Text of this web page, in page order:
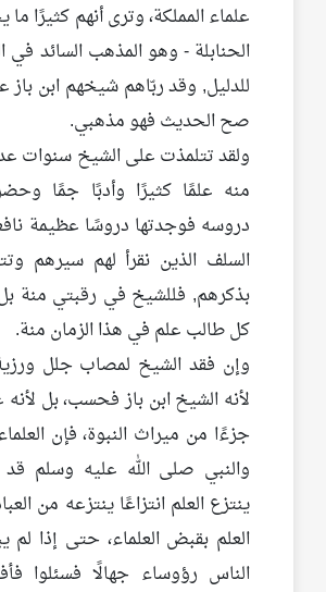
علماء المملكة، وترى أنهم كثيرًا
الحنابلة - وهو المذهب السائد في
للدليل, وقد ربّاهم شيخهم ابن باز
صح الحديث فهو مذهبي.
ولقد تتلمذت على الشيخ سنوات
منه علمًا كثيرًا وأدبًا جمًا
دروسه فوجدتها دروسًا عظيمة
السلف الذين نقرأ لهم سيرهم
بذكرهم, فللشيخ في رقبتي منة
كل طالب علم في هذا الزمان منة.
وإن فقد الشيخ لمصاب جلل
لأنه الشيخ ابن باز فحسب، بل
جزءًا من ميراث النبوة، فإن
والنبي صلى الله عليه وسلم قد
ينتزع العلم انتزاعًا ينتزعه من
العلم بقبض العلماء، حتى إذا لم
الناس رؤوساء جهالًا فسئلوا